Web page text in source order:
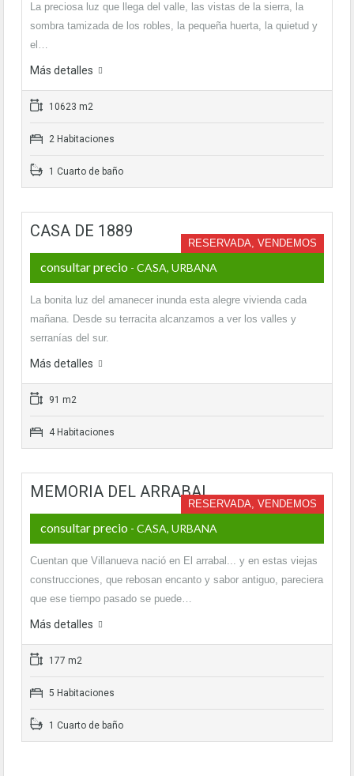
La preciosa luz que llega del valle, las vistas de la sierra, la
sombra tamizada de los robles, la pequeña huerta, la quietud y
el…
Más detalles
10623 m2
2 Habitaciones
1 Cuarto de baño
CASA DE 1889
RESERVADA, VENDEMOS
consultar precio - CASA, URBANA
La bonita luz del amanecer inunda esta alegre vivienda cada
mañana. Desde su terracita alcanzamos a ver los valles y
serranías del sur.
Más detalles
91 m2
4 Habitaciones
MEMORIA DEL ARRABAL
RESERVADA, VENDEMOS
consultar precio - CASA, URBANA
Cuentan que Villanueva nació en El arrabal... y en estas viejas
construcciones, que rebosan encanto y sabor antiguo, pareciera
que ese tiempo pasado se puede…
Más detalles
177 m2
5 Habitaciones
1 Cuarto de baño